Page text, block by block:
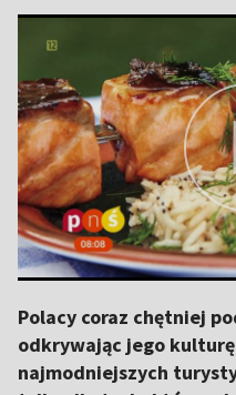
Polacy coraz chętniej
odkrywając jego
najmodniejszych